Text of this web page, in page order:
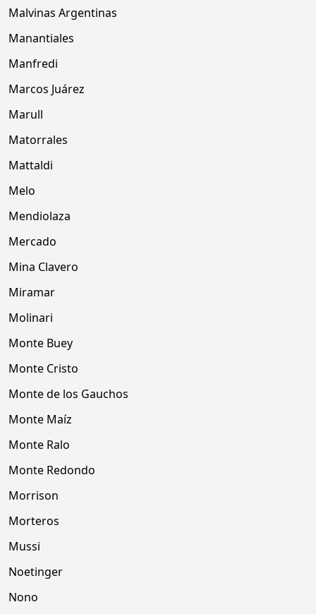
Malvinas Argentinas
Manantiales
Manfredi
Marcos Juárez
Marull
Matorrales
Mattaldi
Melo
Mendiolaza
Mercado
Mina Clavero
Miramar
Molinari
Monte Buey
Monte Cristo
Monte de los Gauchos
Monte Maíz
Monte Ralo
Monte Redondo
Morrison
Morteros
Mussi
Noetinger
Nono